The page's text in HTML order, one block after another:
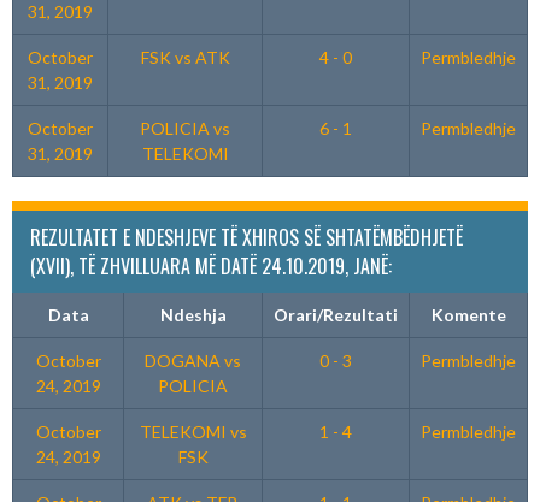
31, 2019
October
31, 2019
FSK vs ATK 4 - 0 Permbledhje
October
31, 2019
POLICIA vs
TELEKOMI
6 - 1 Permbledhje
REZULTATET E NDESHJEVE TË XHIROS SË SHTATËMBËDHJETË
(XVII), TË ZHVILLUARA MË DATË 24.10.2019, JANË:
Data Ndeshja Orari/Rezultati Komente
October
24, 2019
DOGANA vs
POLICIA
0 - 3 Permbledhje
October
24, 2019
TELEKOMI vs
FSK
1 - 4 Permbledhje